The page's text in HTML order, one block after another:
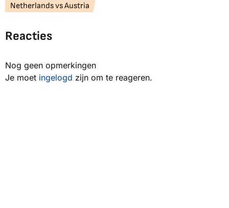
Netherlands vs Austria
Reacties
Nog geen opmerkingen
Je moet ingelogd zijn om te reageren.